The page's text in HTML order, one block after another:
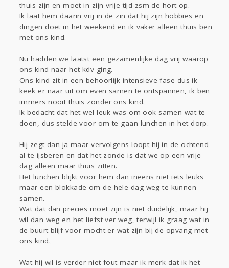
thuis zijn en moet in zijn vrije tijd zsm de hort op.
Ik laat hem daarin vrij in de zin dat hij zijn hobbies en
dingen doet in het weekend en ik vaker alleen thuis ben
met ons kind.
Nu hadden we laatst een gezamenlijke dag vrij waarop
ons kind naar het kdv ging.
Ons kind zit in een behoorlijk intensieve fase dus ik
keek er naar uit om even samen te ontspannen, ik ben
immers nooit thuis zonder ons kind.
Ik bedacht dat het wel leuk was om ook samen wat te
doen, dus stelde voor om te gaan lunchen in het dorp.
Hij zegt dan ja maar vervolgens loopt hij in de ochtend
al te ijsberen en dat het zonde is dat we op een vrije
dag alleen maar thuis zitten.
Het lunchen blijkt voor hem dan ineens niet iets leuks
maar een blokkade om de hele dag weg te kunnen
samen.
Wat dat dan precies moet zijn is niet duidelijk, maar hij
wil dan weg en het liefst ver weg, terwijl ik graag wat in
de buurt blijf voor mocht er wat zijn bij de opvang met
ons kind.
Wat hij wil is verder niet fout maar ik merk dat ik het